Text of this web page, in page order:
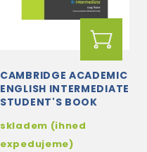
CAMBRIDGE ACADEMIC
ENGLISH INTERMEDIATE
STUDENT'S BOOK
skladem (ihned
expedujeme)